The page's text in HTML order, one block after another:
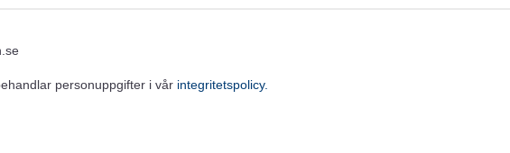
personuppgifter i vår integritetspolicy.